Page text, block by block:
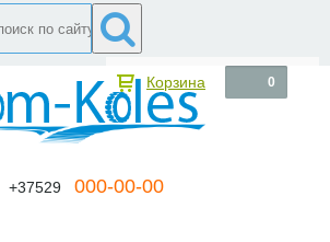
Корзина 0
+37529 000-00-00